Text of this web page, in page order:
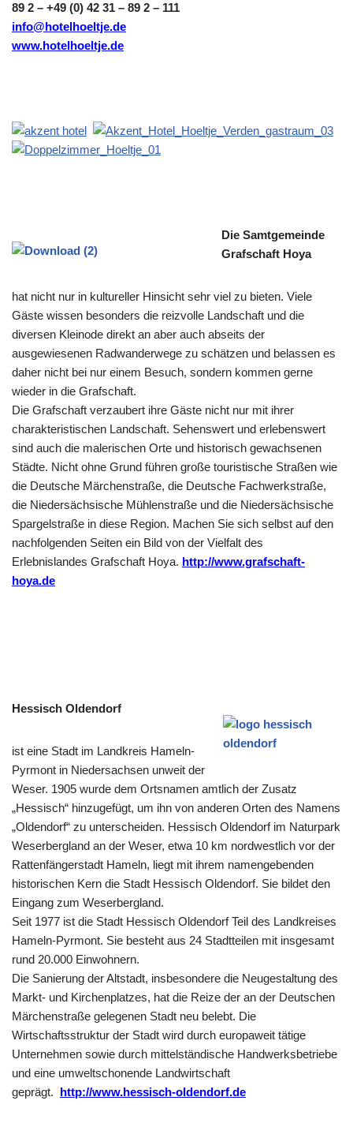
89 2 – +49 (0) 42 31 – 89 2 – 111
info@hotelhoeltje.de
www.hotelhoeltje.de
Die Samtgemeinde
Grafschaft Hoya
hat nicht nur in kultureller Hinsicht sehr viel zu bieten. Viele
Gäste wissen besonders die reizvolle Landschaft und die
diversen Kleinode direkt an aber auch abseits der
ausgewiesenen Radwanderwege zu schätzen und belassen es
daher nicht bei nur einem Besuch, sondern kommen gerne
wieder in die Grafschaft.
Die Grafschaft verzaubert ihre Gäste nicht nur mit ihrer
charakteristischen Landschaft. Sehenswert und erlebenswert
sind auch die malerischen Orte und historisch gewachsenen
Städte. Nicht ohne Grund führen große touristische Straßen wie
die Deutsche Märchenstraße, die Deutsche Fachwerkstraße,
die Niedersächsische Mühlenstraße und die Niedersächsische
Spargelstraße in diese Region. Machen Sie sich selbst auf den
nachfolgenden Seiten ein Bild von der Vielfalt des
Erlebnislandes Grafschaft Hoya. http://www.grafschaft-
hoya.de
Hessisch Oldendorf
ist eine Stadt im Landkreis Hameln-
Pyrmont in Niedersachsen unweit der
Weser. 1905 wurde dem Ortsnamen amtlich der Zusatz
„Hessisch“ hinzugefügt, um ihn von anderen Orten des Namens
„Oldendorf“ zu unterscheiden. Hessisch Oldendorf im Naturpark
Weserbergland an der Weser, etwa 10 km nordwestlich vor der
Rattenfängerstadt Hameln, liegt mit ihrem namengebenden
historischen Kern die Stadt Hessisch Oldendorf. Sie bildet den
Eingang zum Weserbergland.
Seit 1977 ist die Stadt Hessisch Oldendorf Teil des Landkreises
Hameln-Pyrmont. Sie besteht aus 24 Stadtteilen mit insgesamt
rund 20.000 Einwohnern.
Die Sanierung der Altstadt, insbesondere die Neugestaltung des
Markt- und Kirchenplatzes, hat die Reize der an der Deutschen
Märchenstraße gelegenen Stadt neu belebt. Die
Wirtschaftsstruktur der Stadt wird durch europaweit tätige
Unternehmen sowie durch mittelständische Handwerksbetriebe
und eine umweltschonende Landwirtschaft
geprägt. http://www.hessisch-oldendorf.de